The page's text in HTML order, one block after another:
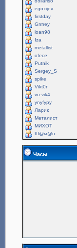
egoxijev
firstday
Grrrrey
ioan98
Iza
metallist
ofece
Putnik
Sergey_S
spike
Vikt0r
vo-vik4
ynyfypy
Ларик
Металист
МИХОТ
Ш@м@н
Часы